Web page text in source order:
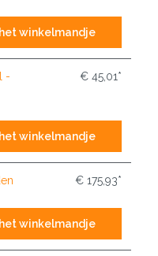
het winkelmandje
-
€ 45,01*
het winkelmandje
€ 175,93*
het winkelmandje